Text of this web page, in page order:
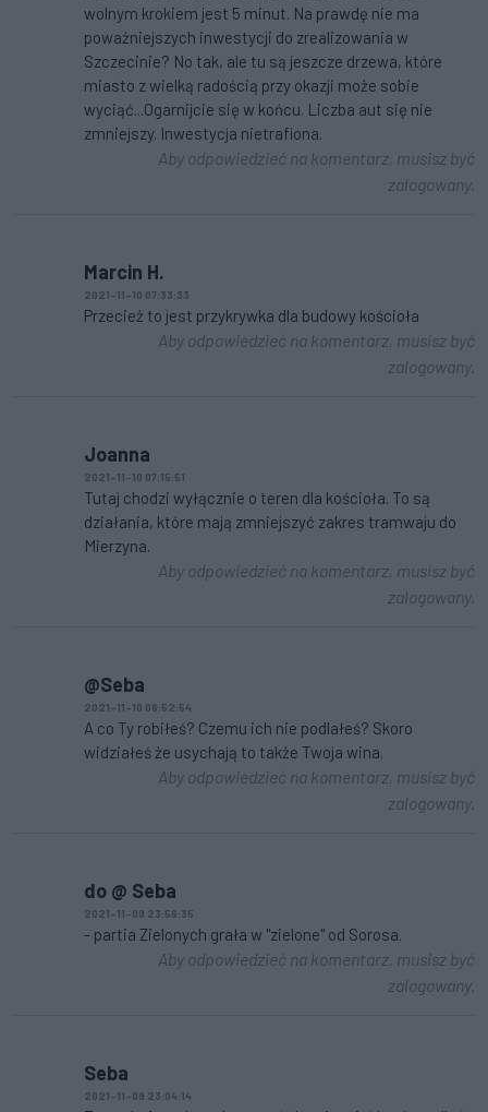
wolnym krokiem jest 5 minut. Na prawdę nie ma
poważniejszych inwestycji do zrealizowania w
Szczecinie? No tak, ale tu są jeszcze drzewa, które
miasto z wielką radością przy okazji może sobie
wyciąć...Ogarnijcie się w końcu. Liczba aut się nie
zmniejszy. Inwestycja nietrafiona.
Aby odpowiedzieć na komentarz, musisz być
zalogowany.
Marcin H.
2021-11-10 07:33:33
Przecież to jest przykrywka dla budowy kościoła
Aby odpowiedzieć na komentarz, musisz być
zalogowany.
Joanna
2021-11-10 07:15:51
Tutaj chodzi wyłącznie o teren dla kościoła. To są
działania, które mają zmniejszyć zakres tramwaju do
Mierzyna.
Aby odpowiedzieć na komentarz, musisz być
zalogowany.
@Seba
2021-11-10 06:52:54
A co Ty robiłeś? Czemu ich nie podlałeś? Skoro
widziałeś że usychają to także Twoja wina.
Aby odpowiedzieć na komentarz, musisz być
zalogowany.
do @ Seba
2021-11-09 23:56:35
- partia Zielonych grała w "zielone" od Sorosa.
Aby odpowiedzieć na komentarz, musisz być
zalogowany.
Seba
2021-11-09 23:04:14